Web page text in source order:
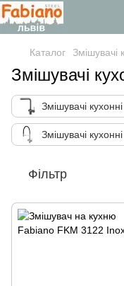
Каталог Змішувачі
Змішувачі
Змішувачі
Змішувачі
Фільтр